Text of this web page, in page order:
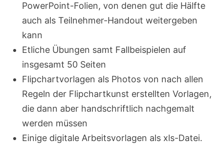
PowerPoint-Folien, von denen gut die Hälfte
auch als Teilnehmer-Handout weitergeben
kann
Etliche Übungen samt Fallbeispielen auf
insgesamt 50 Seiten
Flipchartvorlagen als Photos von nach allen
Regeln der Flipchartkunst erstellten Vorlagen,
die dann aber handschriftlich nachgemalt
werden müssen
Einige digitale Arbeitsvorlagen als xls-Datei.